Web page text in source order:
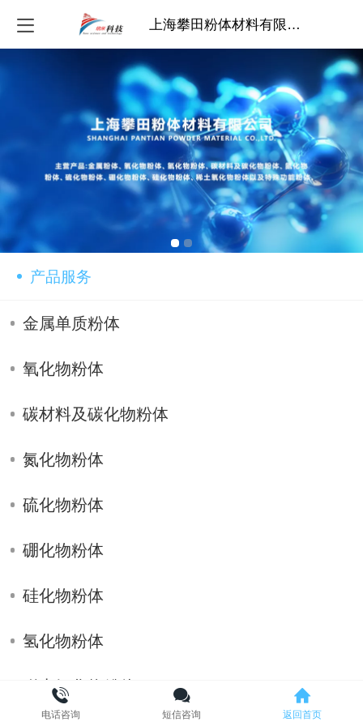
上海攀田粉体材料有限公司
产品服务
金属单质粉体
氧化物粉体
碳材料及碳化物粉体
氮化物粉体
硫化物粉体
硼化物粉体
硅化物粉体
氢化物粉体
稀土氧化物粉体
电话咨询 短信咨询 返回首页